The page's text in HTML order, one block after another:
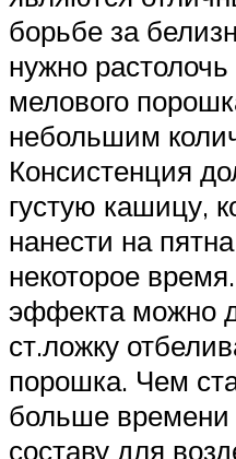
борьбе за
нужно
мелового
небольшим
Консистенция
густую кашицу,
нанести на
некоторое
эффекта можно
ст.ложку
порошка. Чем
больше времени
составу для